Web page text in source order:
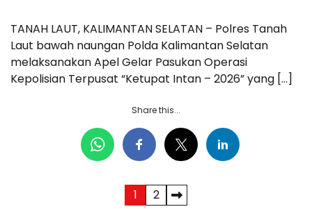
TANAH LAUT, KALIMANTAN SELATAN – Polres Tanah
Laut bawah naungan Polda Kalimantan Selatan
melaksanakan Apel Gelar Pasukan Operasi
Kepolisian Terpusat “Ketupat Intan – 2026” yang […]
Share this...
1 2